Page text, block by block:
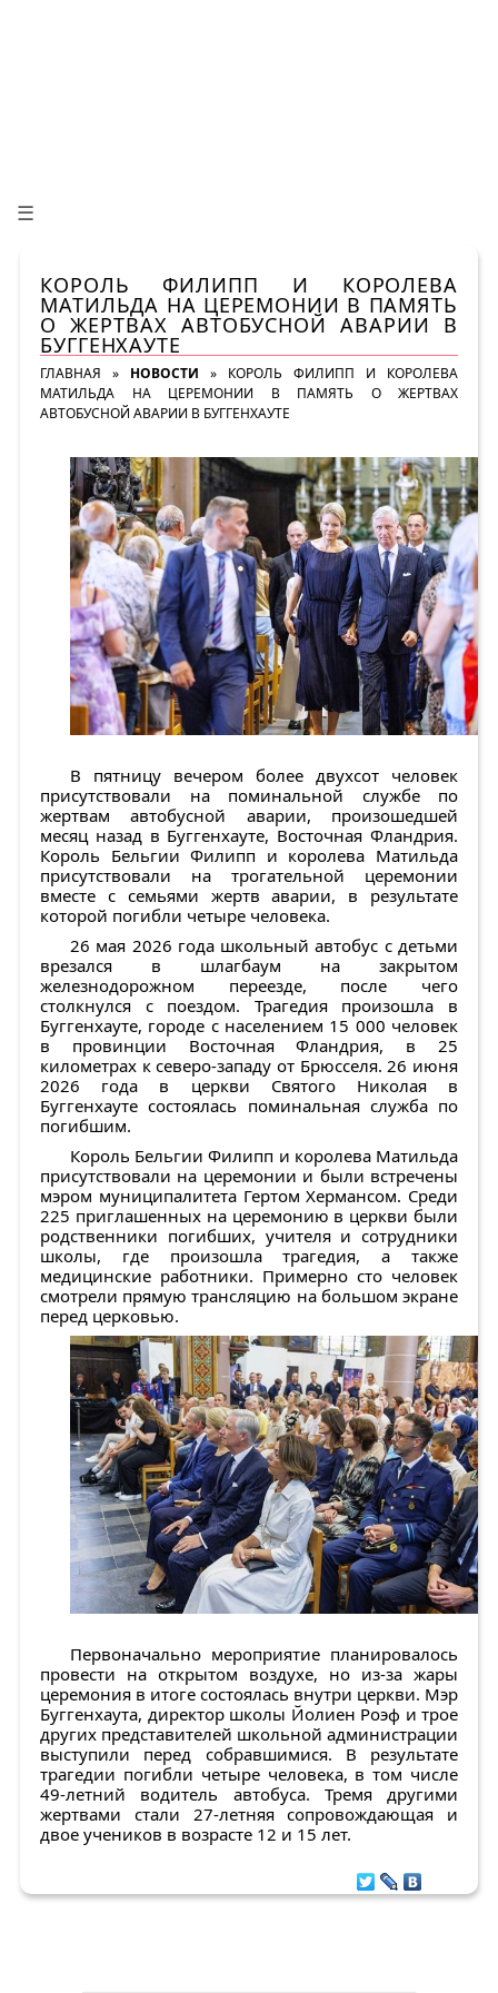
☰
КОРОЛЬ ФИЛИПП И КОРОЛЕВА
МАТИЛЬДА НА ЦЕРЕМОНИИ В ПАМЯТЬ
О ЖЕРТВАХ АВТОБУСНОЙ АВАРИИ В
БУГГЕНХАУТЕ
ГЛАВНАЯ » НОВОСТИ » КОРОЛЬ ФИЛИПП И КОРОЛЕВА
МАТИЛЬДА НА ЦЕРЕМОНИИ В ПАМЯТЬ О ЖЕРТВАХ
АВТОБУСНОЙ АВАРИИ В БУГГЕНХАУТЕ
В пятницу вечером более двухсот человек
присутствовали на поминальной службе по
жертвам автобусной аварии, произошедшей
месяц назад в Буггенхауте, Восточная Фландрия.
Король Бельгии Филипп и королева Матильда
присутствовали на трогательной церемонии
вместе с семьями жертв аварии, в результате
которой погибли четыре человека.
26 мая 2026 года школьный автобус с детьми
врезался в шлагбаум на закрытом
железнодорожном переезде, после чего
столкнулся с поездом. Трагедия произошла в
Буггенхауте, городе с населением 15 000 человек
в провинции Восточная Фландрия, в 25
километрах к северо-западу от Брюсселя. 26 июня
2026 года в церкви Святого Николая в
Буггенхауте состоялась поминальная служба по
погибшим.
Король Бельгии Филипп и королева Матильда
присутствовали на церемонии и были встречены
мэром муниципалитета Гертом Хермансом. Среди
225 приглашенных на церемонию в церкви были
родственники погибших, учителя и сотрудники
школы, где произошла трагедия, а также
медицинские работники. Примерно сто человек
смотрели прямую трансляцию на большом экране
перед церковью.
Первоначально мероприятие планировалось
провести на открытом воздухе, но из-за жары
церемония в итоге состоялась внутри церкви. Мэр
Буггенхаута, директор школы Йолиен Роэф и трое
других представителей школьной администрации
выступили перед собравшимися. В результате
трагедии погибли четыре человека, в том числе
49-летний водитель автобуса. Тремя другими
жертвами стали 27-летняя сопровождающая и
двое учеников в возрасте 12 и 15 лет.